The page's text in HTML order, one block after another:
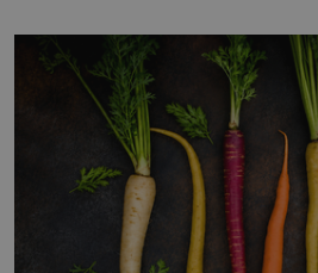
Je to opravdu tak, s věkem jako
rozhodla stávkovat. Cvičte